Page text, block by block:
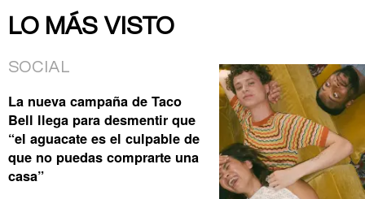
LO MÁS VISTO
SOCIAL
La nueva campaña de Taco
Bell llega para desmentir que
“el aguacate es el culpable de
que no puedas comprarte una
casa”